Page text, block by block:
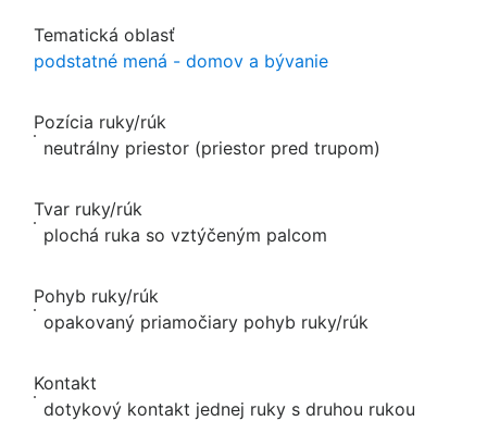
Tematická oblasť
podstatné mená - domov a bývanie
Pozícia ruky/rúk
neutrálny priestor (priestor pred trupom)
Tvar ruky/rúk
plochá ruka so vztýčeným palcom
Pohyb ruky/rúk
opakovaný priamočiary pohyb ruky/rúk
Kontakt
dotykový kontakt jednej ruky s druhou rukou